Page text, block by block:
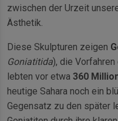
zwischen der Urzeit
Ästhetik.
Diese Skulpturen zeigen
Goniatitida), die
lebten vor etwa 360
heutige Sahara noch ein
Gegensatz zu den später